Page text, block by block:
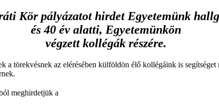
Kör pályázatot hirdet Egyetemünk
és 40 év alatti, Egyetemünkön
végzett kollégák részére.
törekvésnek az elérésében külföldön élő kollégáink is
meghirdetjük a